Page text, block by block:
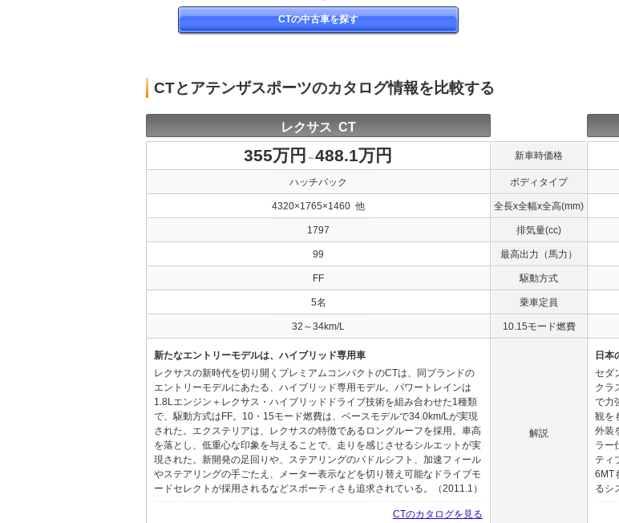
CTの中古車を探す
CTとアテンザスポーツのカタログ情報を比較する
レクサス CT
355万円 ～488.1万円 新車時価格
ハッチバック ボディタイプ
4320×1765×1460 他 全長x全幅x全高(mm)
1797 排気量(cc)
99 最高出力（馬力）
FF 駆動方式
5名 乗車定員
32～34km/L 10.15モード燃費
新たなエントリーモデルは、ハイブリッド専用車
レクサスの新時代を切り開くプレミアムコンパクトのCTは、同ブランドの
エントリーモデルにあたる、ハイブリッド専用モデル。パワートレインは
1.8Lエンジン＋レクサス・ハイブリッドドライブ技術を組み合わせた1種類
で、駆動方式はFF。10・15モード燃費は、ベースモデルで34.0km/Lが実現
された。エクステリアは、レクサスの特徴であるロングルーフを採用。車高
を落とし、低重心な印象を与えることで、走りを感じさせるシルエットが実
現された。新開発の足回りや、ステアリングのパドルシフト、加速フィール
やステアリングの手ごたえ、メーター表示などを切り替え可能なドライブモ
ードセレクトが採用されるなどスポーティさも追求されている。（2011.1）
CTのカタログを見る
解説
日本
セダ
クラ
で力
観を
外装
ラー
ティ
6MT
るシ